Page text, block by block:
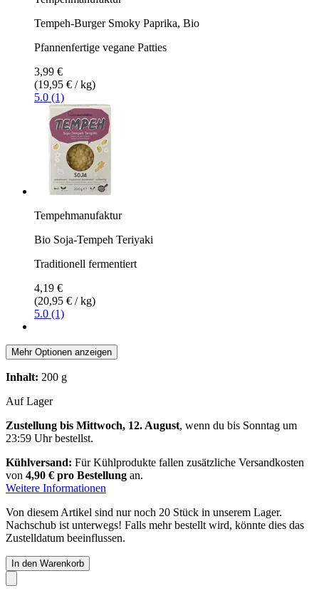
Tempeh-Burger Smoky Paprika, Bio
Pfannenfertige vegane Patties
3,99 €
(19,95 € / kg)
5.0 (1)
Tempehmanufaktur
Bio Soja-Tempeh Teriyaki
Traditionell fermentiert
4,19 €
(20,95 € / kg)
5.0 (1)
Mehr Optionen anzeigen
Inhalt: 200 g
Auf Lager
Zustellung bis Mittwoch, 12. August, wenn du bis Sonntag um
23:59 Uhrbestellst.
Kühlversand: Für Kühlprodukte fallen zusätzliche Versandkosten
von 4,90 € pro Bestellung an.
Weitere Informationen
Von diesem Artikel sind nur noch 20 Stück in unserem Lager.
Nachschub ist unterwegs! Falls mehr bestellt wird, könnte dies das
Zustelldatum beeinflussen.
In den Warenkorb